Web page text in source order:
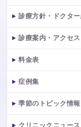
診療方針・ドクタ
診療案内・アクセス
料金表
症例集
季節のトピック情報
クリニックニュース